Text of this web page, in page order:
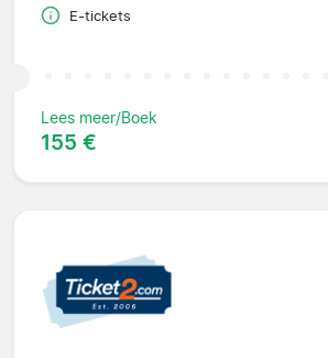
E-tickets
Lees meer/Boek
155 €